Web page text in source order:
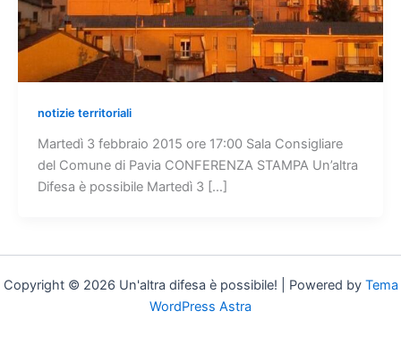
notizie territoriali
Martedì 3 febbraio 2015 ore 17:00 Sala Consigliare
del Comune di Pavia CONFERENZA STAMPA Un’altra
Difesa è possibile Martedì 3 […]
Copyright © 2026 Un'altra difesa è possibile! | Powered by Tema
WordPress Astra